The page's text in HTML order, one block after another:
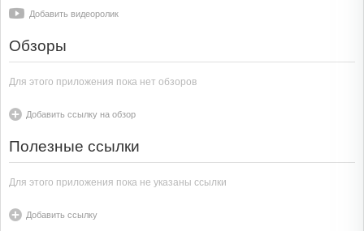
Добавить видеоролик
Обзоры
Для этого приложения пока нет обзоров
Добавить ссылку на обзор
Полезные ссылки
Для этого приложения пока не указаны ссылки
Добавить ссылку